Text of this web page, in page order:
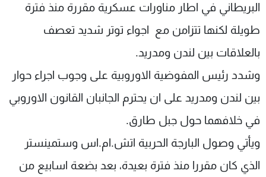
البريطاني في اطار مناورات عسكرية مقررة منذ فترة
طويلة لكنها تتزامن مع اجواء توتر شديد تعصف
بالعلاقات بين لندن ومدريد.
وشدد رئيس المفوضية الاوروبية على وجوب اجراء حوار
بين لندن ومدريد على ان يحترم الجانبان القانون الاوروبي
في خلافهما حول جبل طارق.
ويأتي وصول البارجة الحربية اتش.ام.اس وستمينستر
الذي كان مقررا منذ فترة بعيدة، بعد بضعة اسابيع من
عن MTV
الإنـتـاج
لاعلاناتكم
تواصل معنا
شروط الإسـتخدام
سياسة الخصوصية